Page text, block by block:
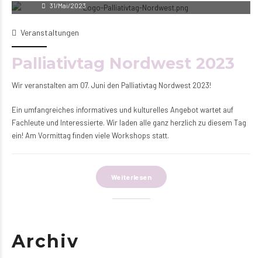
31/Mai/2023
Veranstaltungen
Palliativtag Nordwest 2023
Wir veranstalten am 07. Juni den Palliativtag Nordwest 2023!
Ein umfangreiches informatives und kulturelles Angebot wartet auf
Fachleute und Interessierte. Wir laden alle ganz herzlich zu diesem Tag
ein! Am Vormittag finden viele Workshops statt.
Weiterlesen
Archiv